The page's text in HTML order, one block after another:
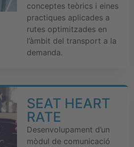
conceptes teòrics i eines
practiques aplicades a
rutes optimitzades en
l’àmbit del transport a la
demanda.
SEAT HEART
RATE
Desenvolupament d’un
mòdul de comunicació